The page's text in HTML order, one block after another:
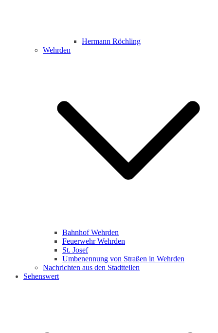
Hermann Röchling
Wehrden
Bahnhof Wehrden
Feuerwehr Wehrden
St. Josef
Umbenennung von Straßen in Wehrden
Nachrichten aus den Stadtteilen
Sehenswert